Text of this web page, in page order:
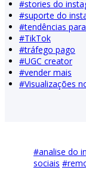
#stories do
#suporte do
#tendências
#TikTok
#tráfego pago
#UGC creator
#vender mais
#Visualizações
#analise do
sociais #